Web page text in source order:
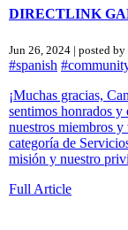
DIRECTLINK
Jun 26, 2024 | posted
#spanish
¡Muchas gracias,
sentimos honrados y
nuestros miembros
categoría de
misión y nuestro
Full Article